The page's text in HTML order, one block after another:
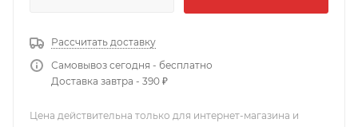
Рассчитать доставку
Самовывоз сегодня - бесплатно
Доставка завтра - 390 ₽
Цена действительна только для интернет-магазина и